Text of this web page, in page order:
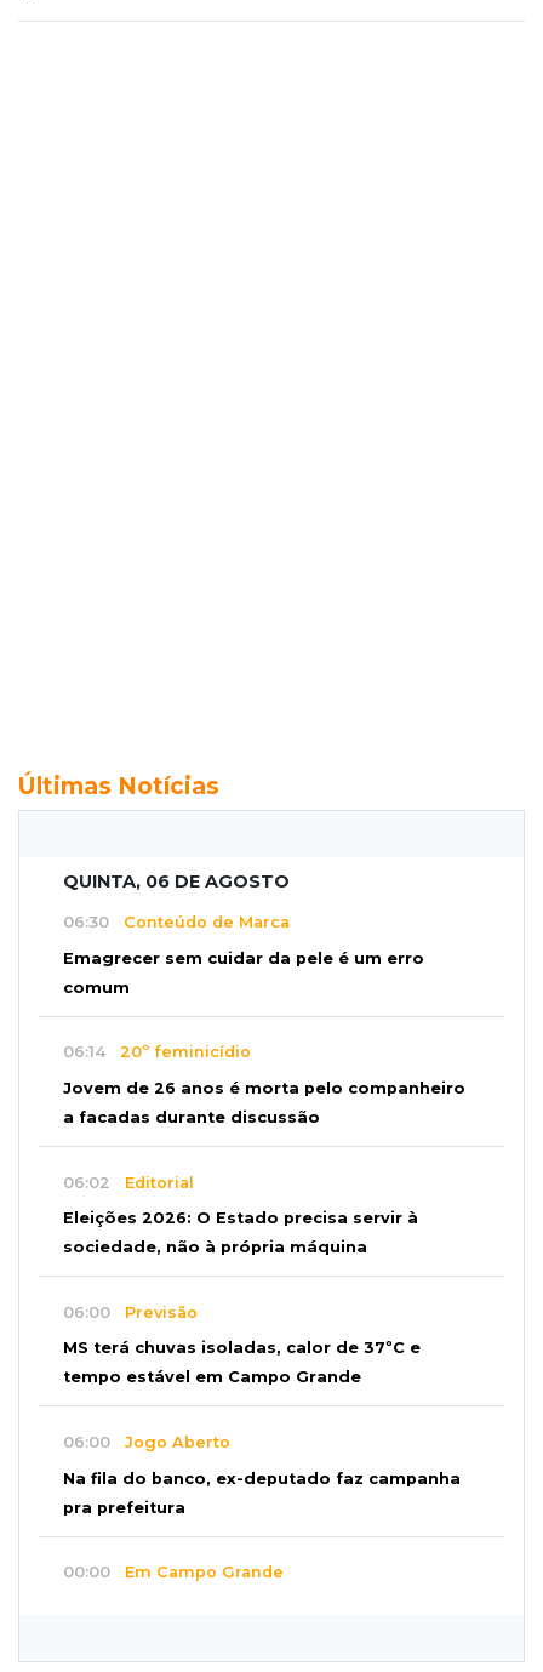
Últimas Notícias
QUINTA, 06 DE AGOSTO
06:30 Conteúdo de Marca
Emagrecer sem cuidar da pele é um erro
comum
06:14 20º feminicídio
Jovem de 26 anos é morta pelo companheiro
a facadas durante discussão
06:02 Editorial
Eleições 2026: O Estado precisa servir à
sociedade, não à própria máquina
06:00 Previsão
MS terá chuvas isoladas, calor de 37ºC e
tempo estável em Campo Grande
06:00 Jogo Aberto
Na fila do banco, ex-deputado faz campanha
pra prefeitura
00:00 Em Campo Grande